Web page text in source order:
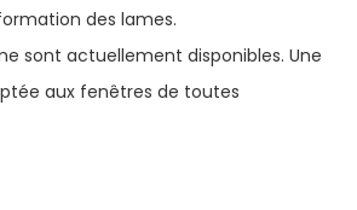
des lames.
sont actuellement disponibles. Une
aux fenêtres de toutes